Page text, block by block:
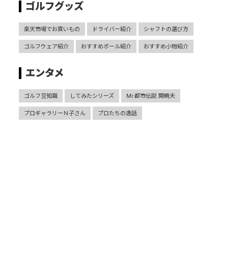
ゴルフグッズ
楽天市場でお買いもの ドライバー紹介 シャフトの選び方
ゴルフウェア紹介 おすすめボール紹介 おすすめ小物紹介
エンタメ
ゴルフ豆知識 してみたシリーズ Mr.都市伝説 関暁夫
プロギャラリーＮ子さん プロたちの逸話